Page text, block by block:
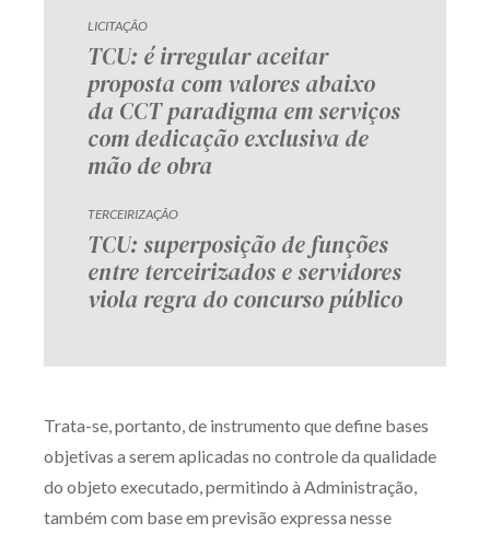
LICITAÇÃO
TCU: é irregular aceitar
proposta com valores abaixo
da CCT paradigma em serviços
com dedicação exclusiva de
mão de obra
TERCEIRIZAÇÃO
TCU: superposição de funções
entre terceirizados e servidores
viola regra do concurso público
Trata-se, portanto, de instrumento que define bases
objetivas a serem aplicadas no controle da qualidade
do objeto executado, permitindo à Administração,
também com base em previsão expressa nesse